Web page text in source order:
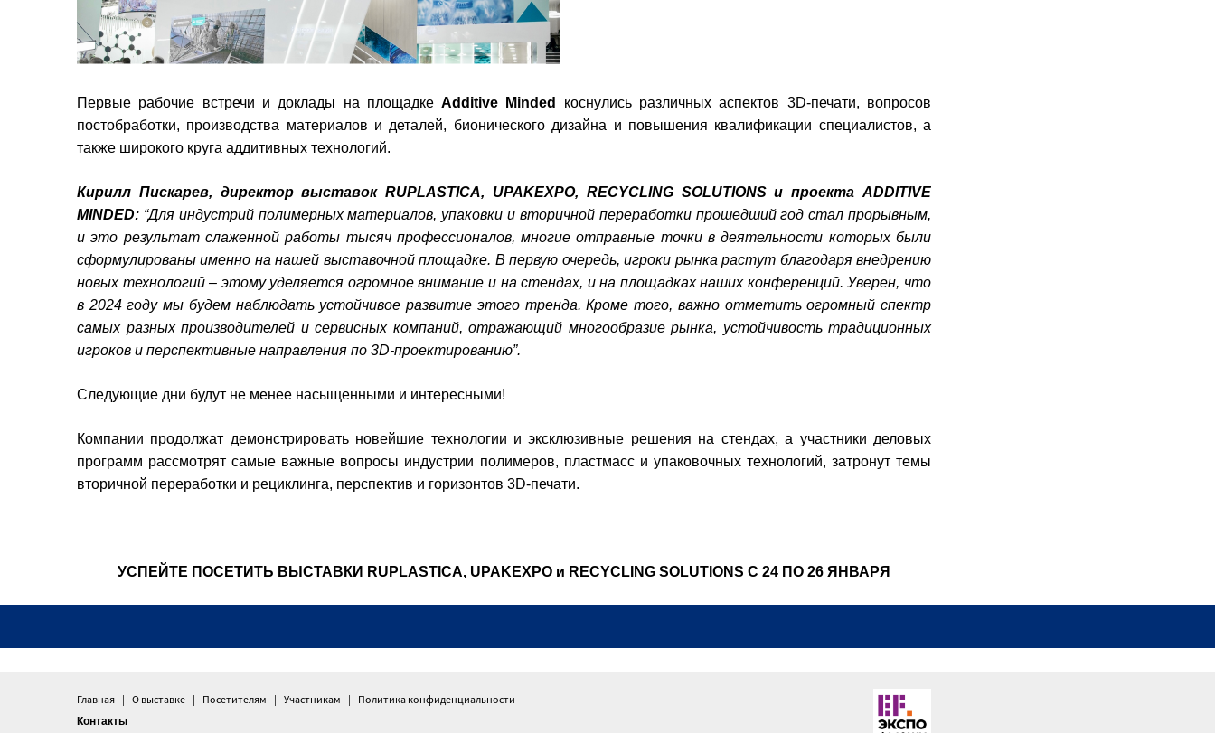
Первые рабочие встречи и доклады на площадкеAdditive Minded
коснулись различных аспектов 3D-печати, вопросов
постобработки, производства материалов и деталей, бионического дизайна и повышения квалификации специалистов, а
также широкого круга аддитивных технологий.
Кирилл Пискарев, директор выставок RUPLASTICA, UPAKEXPO, RECYCLING SOLUTIONS и проекта ADDITIVE
MINDED: “Для индустрий полимерных материалов, упаковки и вторичной переработки прошедший год стал прорывным,
и это результат слаженной работы тысяч профессионалов, многие отправные точки в деятельности которых были
сформулированы именно на нашей выставочной площадке. В первую очередь, игроки рынка растут благодаря внедрению
новых технологий – этому уделяется огромное внимание и на стендах, и на площадках наших конференций. Уверен, что
в 2024 году мы будем наблюдать устойчивое развитие этого тренда. Кроме того, важно отметить огромный спектр
самых разных производителей и сервисных компаний, отражающий многообразие рынка, устойчивость традиционных
игроков и перспективные направления по 3D-проектированию”.
Следующие дни будут не менее насыщенными и интересными!
Компании продолжат демонстрировать новейшие технологии и эксклюзивные решения на стендах, а участники деловых
программ рассмотрят самые важные вопросы индустрии полимеров, пластмасс и упаковочных технологий, затронут темы
вторичной переработки и рециклинга, перспектив и горизонтов 3D-печати.
УСПЕЙТЕ ПОСЕТИТЬ ВЫСТАВКИ RUPLASTICA, UPAKEXPO и RECYCLING SOLUTIONS С 24 ПО 26 ЯНВАРЯ
Главная О выставке Посетителям Участникам Политика конфиденциальности
Контакты